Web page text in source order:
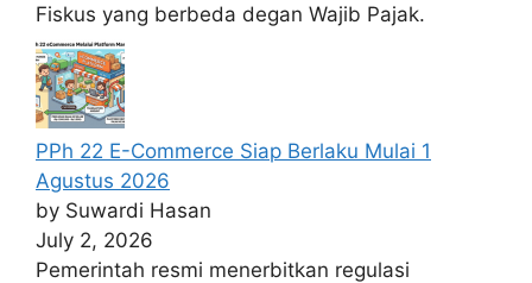
Fiskus yang berbeda degan Wajib Pajak.
PPh 22 E-Commerce Siap Berlaku Mulai 1
Agustus 2026
by Suwardi Hasan
July 2, 2026
Pemerintah resmi menerbitkan regulasi